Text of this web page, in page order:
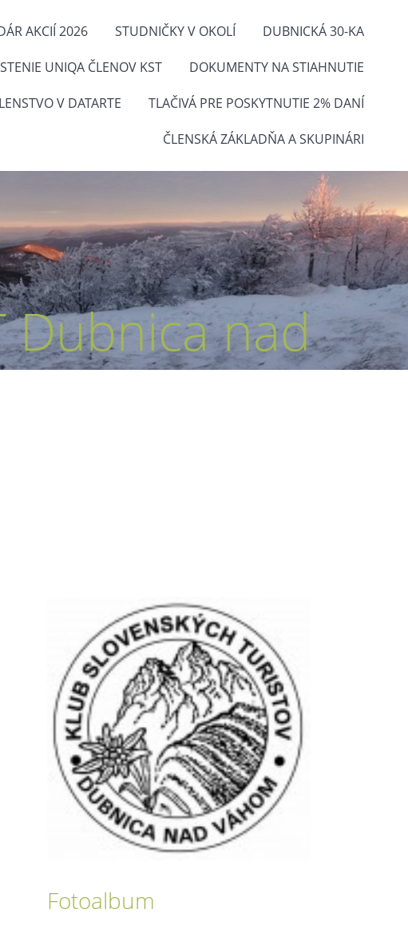
AKCIÍ 2026 STUDNIČKY V OKOLÍ DUBNICKÁ 30-KA
UNIQA ČLENOV KST DOKUMENTY NA STIAHNUTIE
V DATARTE TLAČIVÁ PRE POSKYTNUTIE 2% DANÍ
ČLENSKÁ ZÁKLADŇA A SKUPINÁRI
Dubnica nad
Fotoalbum